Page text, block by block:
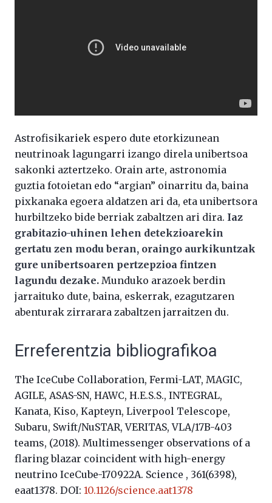
Astrofisikariek espero dute etorkizunean
neutrinoak lagungarri izango direla unibertsoa
sakonki aztertzeko. Orain arte, astronomia
guztia fotoietan edo “argian” oinarritu da, baina
pixkanaka egoera aldatzen ari da, eta unibertsora
hurbiltzeko bide berriak zabaltzen ari dira. Iaz
grabitazio-uhinen lehen detekzioarekin
gertatu zen modu beran, oraingo aurkikuntzak
gure unibertsoaren pertzepzioa fintzen
lagundu dezake. Munduko arazoek berdin
jarraituko dute, baina, eskerrak, ezagutzaren
abenturak zirrarara zabaltzen jarraitzen du.
Erreferentzia bibliografikoa
The IceCube Collaboration, Fermi-LAT, MAGIC,
AGILE, ASAS-SN, HAWC, H.E.S.S., INTEGRAL,
Kanata, Kiso, Kapteyn, Liverpool Telescope,
Subaru, Swift/NuSTAR, VERITAS, VLA/17B-403
teams, (2018). Multimessenger observations of a
flaring blazar coincident with high-energy
neutrino IceCube-170922A. Science , 361(6398),
eaat1378. DOI: 10.1126/science.aat1378